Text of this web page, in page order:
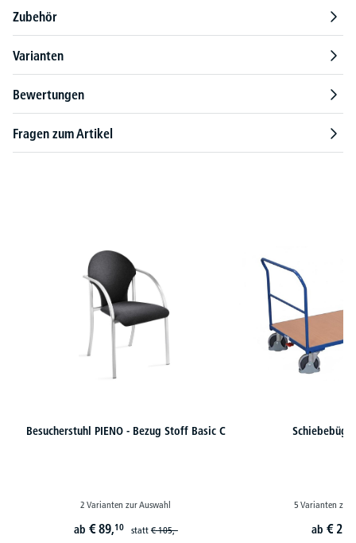
Zubehör
Varianten
Bewertungen
Fragen zum Artikel
Besucherstuhl PIENO - Bezug Stoff Basic C
2 Varianten zur Auswahl
ab € 89,10 statt€ 105,-
5 Varianten zur
ab €